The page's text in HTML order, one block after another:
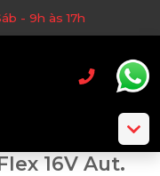
- 9h às 17h
16V Aut.